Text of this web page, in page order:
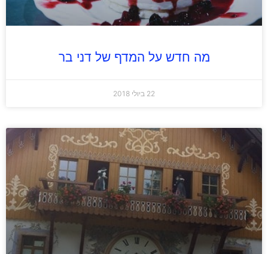
מה חדש על המדף של דני בר
22 ביולי 2018